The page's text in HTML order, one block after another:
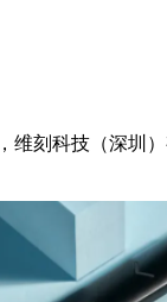
维刻科技（深圳